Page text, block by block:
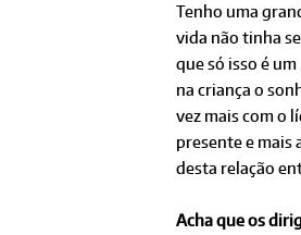
Tenho uma
vida não tinha
que só isso é
na criança o
vez mais com o
presente e mais
desta relação
Acha que os